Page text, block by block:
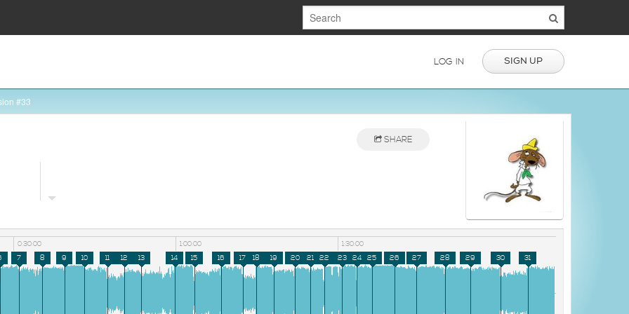
LOG IN SIGN UP
#33
SHARE
0:30:00 1:00:00 1:30:00
7 8 9 10 11 12 13 14 15 16 17 18 19 20 21 22 23 24 25 26 27 28 29 30 31